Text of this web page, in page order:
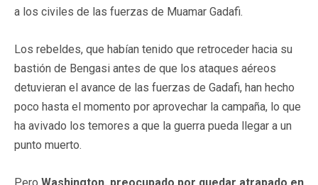
a los civiles de las fuerzas de Muamar Gadafi.
Los rebeldes, que habían tenido que retroceder hacia su
bastión de Bengasi antes de que los ataques aéreos
detuvieran el avance de las fuerzas de Gadafi, han hecho
poco hasta el momento por aprovechar la campaña, lo que
ha avivado los temores a que la guerra pueda llegar a un
punto muerto.